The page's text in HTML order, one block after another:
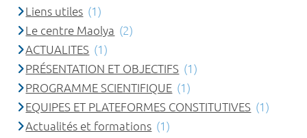
Liens utiles (1)
Le centre Maolya (2)
ACTUALITES (1)
PRÉSENTATION ET OBJECTIFS (1)
PROGRAMME SCIENTIFIQUE (1)
EQUIPES ET PLATEFORMES CONSTITUTIVES (1)
Actualités et formations (1)